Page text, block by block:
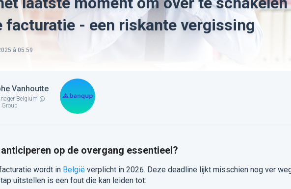
facturatie - een riskante vergissing
à 05:59
Vanhoutte
Belgium @
op de overgang essentieel?
wordt in Belgiëverplicht in 2026. Deze deadline lijkt misschien nog ver
uitstellen is een fout die kan leiden tot: